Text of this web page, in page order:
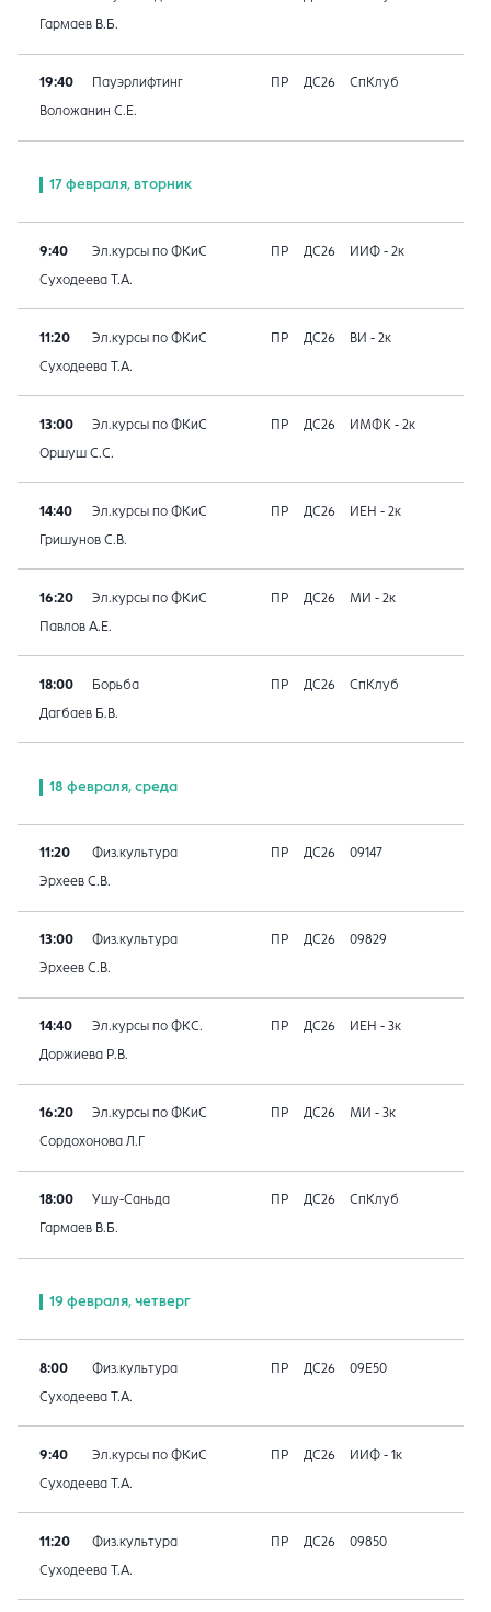
Гармаев В.Б.
19:40 Пауэрлифтинг ПР ДС26 СпКлуб
Воложанин С.Е.
17 февраля, вторник
9:40 Эл.курсы по ФКиС ПР ДС26 ИИФ - 2к
Суходеева Т.А.
11:20 Эл.курсы по ФКиС ПР ДС26 ВИ - 2к
Суходеева Т.А.
13:00 Эл.курсы по ФКиС ПР ДС26 ИМФК - 2к
Оршуш С.С.
14:40 Эл.курсы по ФКиС ПР ДС26 ИЕН - 2к
Гришунов С.В.
16:20 Эл.курсы по ФКиС ПР ДС26 МИ - 2к
Павлов А.Е.
18:00 Борьба ПР ДС26 СпКлуб
Дагбаев Б.В.
18 февраля, среда
11:20 Физ.культура ПР ДС26 09147
Эрхеев С.В.
13:00 Физ.культура ПР ДС26 09829
Эрхеев С.В.
14:40 Эл.курсы по ФКС. ПР ДС26 ИЕН - 3к
Доржиева Р.В.
16:20 Эл.курсы по ФКиС ПР ДС26 МИ - 3к
Сордохонова Л.Г
18:00 Ушу-Саньда ПР ДС26 СпКлуб
Гармаев В.Б.
19 февраля, четверг
8:00 Физ.культура ПР ДС26 09E50
Суходеева Т.А.
9:40 Эл.курсы по ФКиС ПР ДС26 ИИФ - 1к
Суходеева Т.А.
11:20 Физ.культура ПР ДС26 09850
Суходеева Т.А.